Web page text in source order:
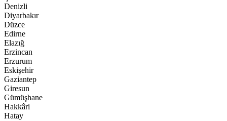
Denizli
Diyarbakır
Düzce
Edirne
Elazığ
Erzincan
Erzurum
Eskişehir
Gaziantep
Giresun
Gümüşhane
Hakkâri
Hatay